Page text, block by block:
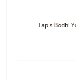
Tapis Bodhi